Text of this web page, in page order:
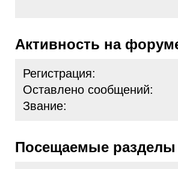
Активность на
Регистрация:
Оставлено сообщений:
Звание:
Посещаемые разделы